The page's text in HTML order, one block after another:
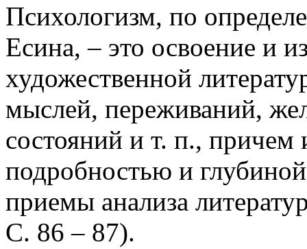
Психологизм, по
Есина, – это освоение и
художественной
мыслей, переживаний,
состояний и т. п.,
подробностью и
приемы анализа
С. 86 – 87).